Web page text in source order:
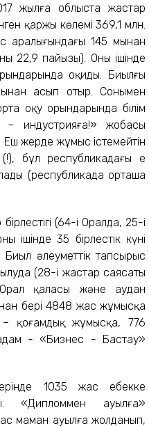
жылға облыста жастар
қаржы көлемі 369,1 млн.
аралығындағы 145 мыңнан
22,9 пайызы). Оның ішінде
оқиды. Биылғы
асып отыр. Сонымен
оқу орындарында білім
– индустрияға!» жобасы
жерде жұмыс істемейтін
бұл республикадағы ең
(республикада орташа
(64-і Оралда, 25-і
ішінде 35 бірлестік күні
Биыл әлеуметтік тапсырыс
(28-і жастар саясаты
қаласы және аудан
бері 4848 жас жұмысқа
қоғамдық жұмысқа, 776
- «Бизнес - Бастау»
1035 жас еңбекке
«Дипломмен ауылға»
маман ауылға жолданып,